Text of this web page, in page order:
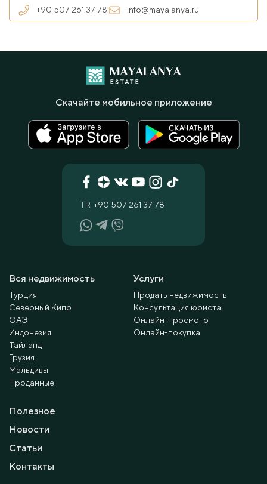
+90 507 261 37 78 info@mayalanya.ru
Вся недвижимость
Турция
Северный Кипр
ОАЭ
Индонезия
Тайланд
Грузия
Мальдивы
Проданные
Услуги
Продать недвижимость
Консультация юриста
Онлайн-просмотр
Онлайн-покупка
Полезное
Новости
Статьи
Контакты
TR +90 507 261 37 78
Скачайте мобильное приложение